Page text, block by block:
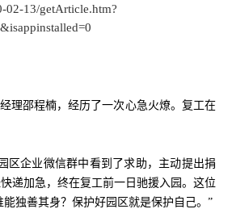
02-13/getArticle.htm?
理邵程楠，经历了一次心急火燎。复工在
区企业微信群中看到了求助，主动提出捐
递加急，终在复工前一日驰援入园。这位
独善其身？保护好园区就是保护自己。”